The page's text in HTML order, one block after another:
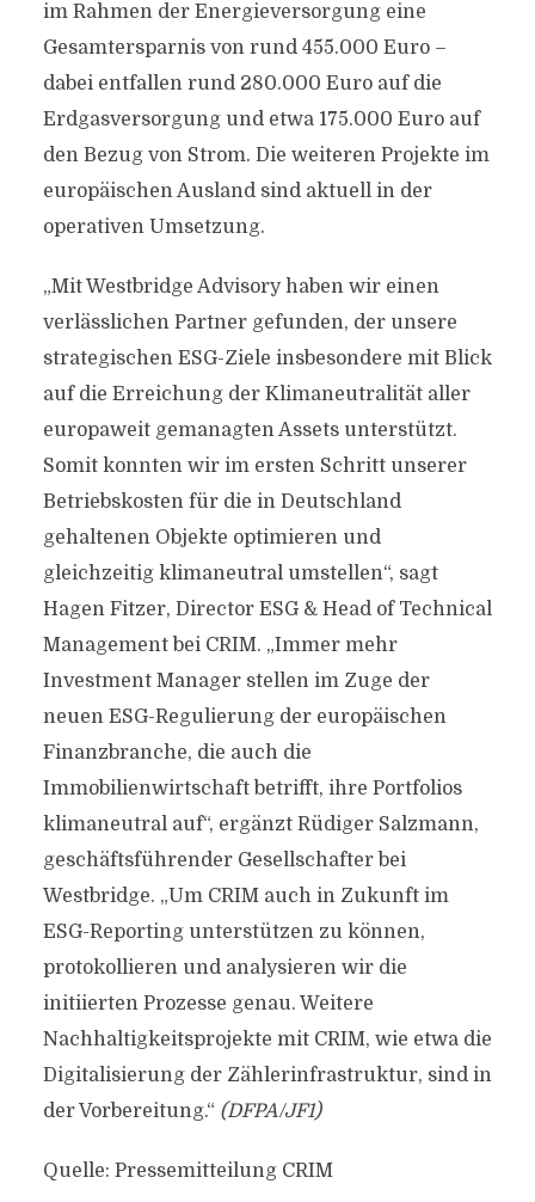
im Rahmen der Energieversorgung eine
Gesamtersparnis von rund 455.000 Euro –
dabei entfallen rund 280.000 Euro auf die
Erdgasversorgung und etwa 175.000 Euro auf
den Bezug von Strom. Die weiteren Projekte im
europäischen Ausland sind aktuell in der
operativen Umsetzung.
„Mit Westbridge Advisory haben wir einen
verlässlichen Partner gefunden, der unsere
strategischen ESG-Ziele insbesondere mit Blick
auf die Erreichung der Klimaneutralität aller
europaweit gemanagten Assets unterstützt.
Somit konnten wir im ersten Schritt unserer
Betriebskosten für die in Deutschland
gehaltenen Objekte optimieren und
gleichzeitig klimaneutral umstellen“, sagt
Hagen Fitzer, Director ESG & Head of Technical
Management bei CRIM. „Immer mehr
Investment Manager stellen im Zuge der
neuen ESG-Regulierung der europäischen
Finanzbranche, die auch die
Immobilienwirtschaft betrifft, ihre Portfolios
klimaneutral auf“, ergänzt Rüdiger Salzmann,
geschäftsführender Gesellschafter bei
Westbridge. „Um CRIM auch in Zukunft im
ESG-Reporting unterstützen zu können,
protokollieren und analysieren wir die
initiierten Prozesse genau. Weitere
Nachhaltigkeitsprojekte mit CRIM, wie etwa die
Digitalisierung der Zählerinfrastruktur, sind in
der Vorbereitung.“ (DFPA/JF1)
Quelle: Pressemitteilung CRIM